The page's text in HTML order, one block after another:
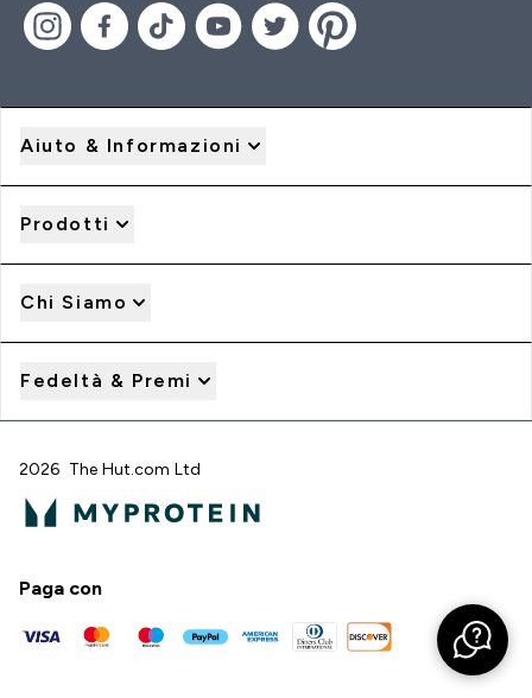
Aiuto & Informazioni
Prodotti
Chi Siamo
Fedeltà & Premi
2026 The Hut.com Ltd
Paga con